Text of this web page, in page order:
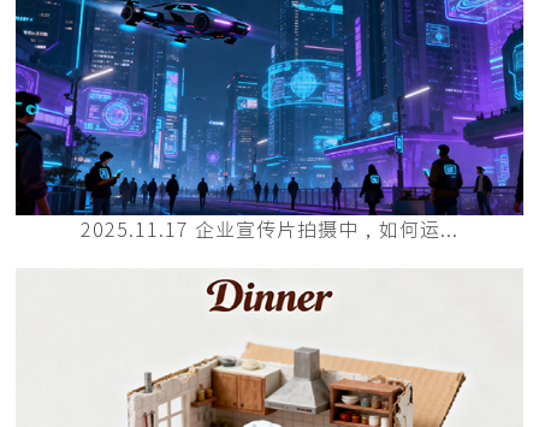
2025.11.17 企业宣传片拍摄中，如何运...